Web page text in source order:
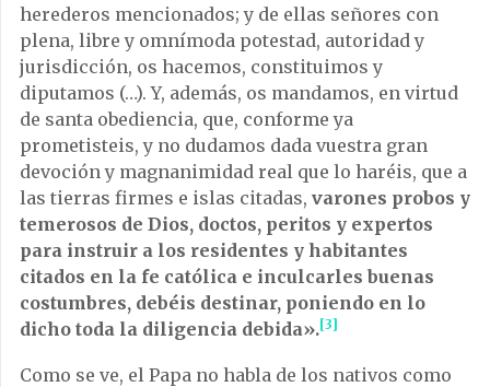
herederos mencionados; y de ellas señores con
plena, libre y omnímoda potestad, autoridad y
jurisdicción, os hacemos, constituimos y
diputamos (…). Y, además, os mandamos, en virtud
de santa obediencia, que, conforme ya
prometisteis, y no dudamos dada vuestra gran
devoción y magnanimidad real que lo haréis, que a
las tierras firmes e islas citadas, varones probos y
temerosos de Dios, doctos, peritos y expertos
para instruir a los residentes y habitantes
citados en la fe católica e inculcarles buenas
costumbres, debéis destinar, poniendo en lo
dicho toda la diligencia debida».[3]
Como se ve, el Papa no habla de los nativos como